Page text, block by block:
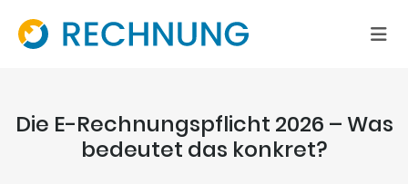
Die E-Rechnungspflicht 2026 – Was
bedeutet das konkret?